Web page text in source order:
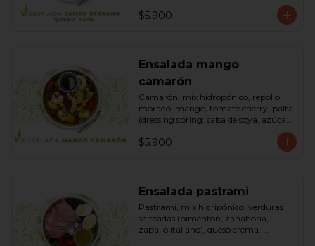
$5.900
Ensalada mango
camarón
Camarón, mix hidropónico, repollo
morado, mango, tomate cherry, palta
(dressing spring: salsa de soya, azúcar,
$5.900
Ensalada pastrami
Pastrami, mix hidripónico, verduras
salteadas (pimentón, zanahoria,
zapallo italiano), queso crema,